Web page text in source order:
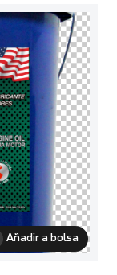
Añadir a bolsa